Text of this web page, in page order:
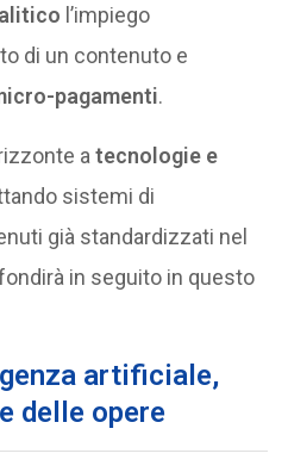
l’impiego
di un contenuto e
pagamenti.
atecnologie e
sistemi di
già standardizzati nel
in seguito in questo
artificiale,
delle opere